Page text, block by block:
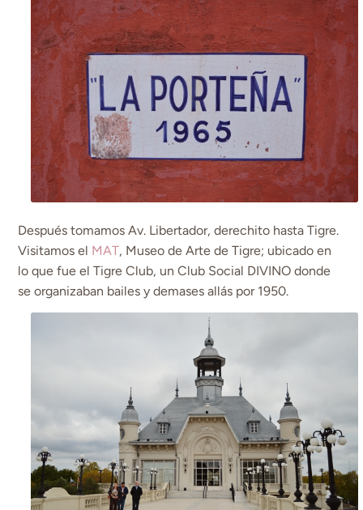
Después tomamos Av. Libertador, derechito hasta Tigre.
Visitamos el MAT, Museo de Arte de Tigre; ubicado en
lo que fue el Tigre Club, un Club Social DIVINO donde
se organizaban bailes y demases allás por 1950.